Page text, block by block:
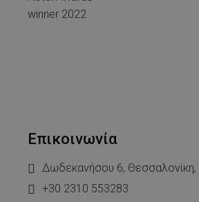
Επικοινωνία
Δωδεκανήσου 6,
+30 2310 553283